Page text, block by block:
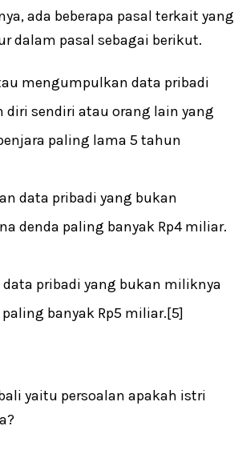
ada beberapa pasal terkait yang
dalam pasal sebagai berikut.
mengumpulkan data pribadi
sendiri atau orang lain yang
paling lama 5 tahun
data pribadi yang bukan
denda paling banyak Rp4 miliar.
pribadi yang bukan miliknya
banyak Rp5 miliar.[5]
yaitu persoalan apakah istri